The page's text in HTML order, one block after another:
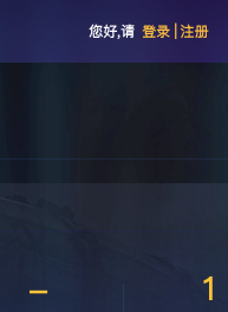
您好,请 登录 注册
- 1